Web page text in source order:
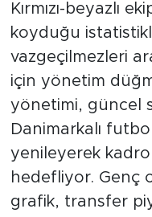
Kırmızı-beyazlı
koyduğu
vazgeçilmezleri
için yönetim
yönetimi, güncel
Danimarkalı
yenileyerek kadro
hedefliyor. Genç
grafik, transfer